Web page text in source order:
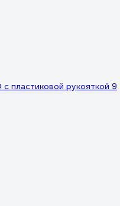
пластиковой рукояткой 9